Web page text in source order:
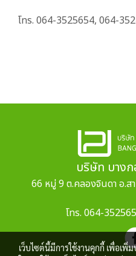
โทร. 064-3525654, 064-
บริษัท บาง
66 หมู่ 9 ต.คลองจินดา อ.
โทร. 064-
เว็บไซต์นี้มีการใช้งานคุกกี้ เพื่อเ